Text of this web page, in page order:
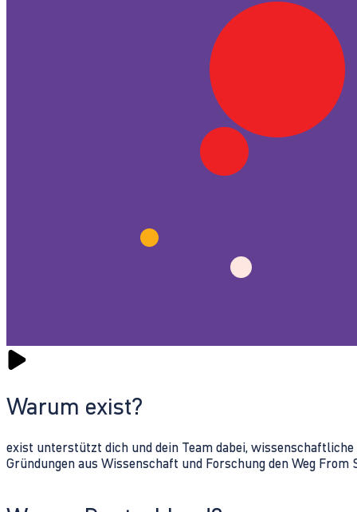
Warum exist?
exist unterstützt dich und dein Team dabei,
Gründungen aus Wissenschaft und Forschung den Weg From